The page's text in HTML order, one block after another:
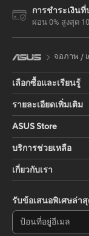
การชำระเงิน
ผ่อน 0% สูงสุด
จอภาพ /
เลือกซื้อและเรียนรู้
รายละเอียดเพิ่มเติม
ASUS Store
บริการช่วยเหลือ
เกี่ยวกับเรา
รับข้อเสนอพิเศษล่า